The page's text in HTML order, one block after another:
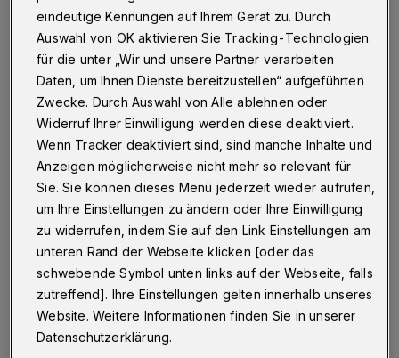
Betr.: Schließung der Filiale der Sparda-Bank in
Wuppertal-Vohwinkel
16.10.2020 , 11:39 Uhr Eine Minute Lesezeit
D ie Filiale der Sparda-Bank in
Wuppertal-Vohwinkel soll zum 31.
Dezember 2020 geschlossen werden. Die
eindeutige Kennungen auf Ihrem Gerät zu. Durch
Auswahl von OK aktivieren Sie Tracking-Technologien
für die unter „Wir und unsere Partner verarbeiten
Daten, um Ihnen Dienste bereitzustellen“ aufgeführten
Zwecke. Durch Auswahl von Alle ablehnen oder
Widerruf Ihrer Einwilligung werden diese deaktiviert.
Wenn Tracker deaktiviert sind, sind manche Inhalte und
Anzeigen möglicherweise nicht mehr so relevant für
Sie. Sie können dieses Menü jederzeit wieder aufrufen,
um Ihre Einstellungen zu ändern oder Ihre Einwilligung
zu widerrufen, indem Sie auf den Link Einstellungen am
unteren Rand der Webseite klicken [oder das
schwebende Symbol unten links auf der Webseite, falls
zutreffend]. Ihre Einstellungen gelten innerhalb unseres
Website. Weitere Informationen finden Sie in unserer
Datenschutzerklärung.